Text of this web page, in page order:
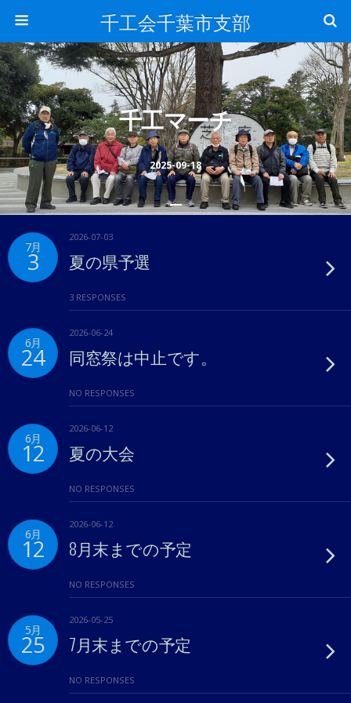
千工会千葉市支部
2025-09-18
千工マーチ
7月
3
2026-07-03
夏の県予選
3 RESPONSES
6月
24
2026-06-24
同窓祭は中止です。
NO RESPONSES
6月
12
2026-06-12
夏の大会
NO RESPONSES
6月
12
2026-06-12
8月末までの予定
NO RESPONSES
5月
25
2026-05-25
7月末までの予定
NO RESPONSES